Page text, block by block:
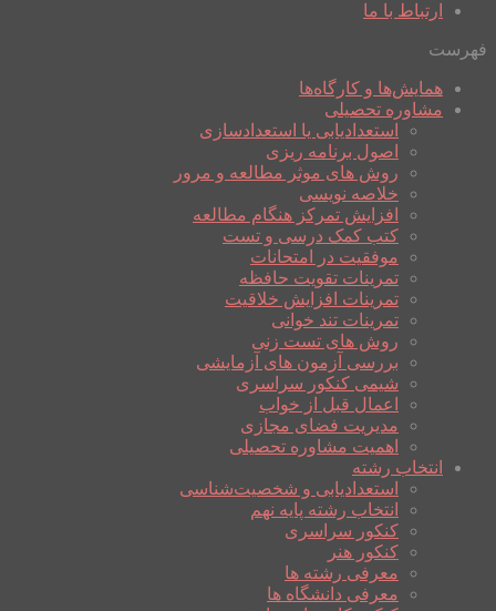
ارتباط با ما
فهرست
همایش‌ها و کارگاه‌ها
مشاوره تحصیلی
استعدادیابی یا استعدادسازی
اصول برنامه ریزی
روش های موثر مطالعه و مرور
خلاصه نویسی
افزایش تمرکز هنگام مطالعه
کتب کمک درسی و تست
موفقیت در امتحانات
تمرینات تقویت حافظه
تمرینات افزایش خلاقیت
تمرینات تند خوانی
روش های تست زنی
بررسی آزمون های آزمایشی
شیمی کنکور سراسری
اعمال قبل از خواب
مدیریت فضای مجازی
اهمیت مشاوره تحصیلی
انتخاب رشته
استعدادیابی و شخصیت‌شناسی
انتخاب رشته پایه نهم
کنکور سراسری
کنکور هنر
معرفی رشته ها
معرفی دانشگاه ها